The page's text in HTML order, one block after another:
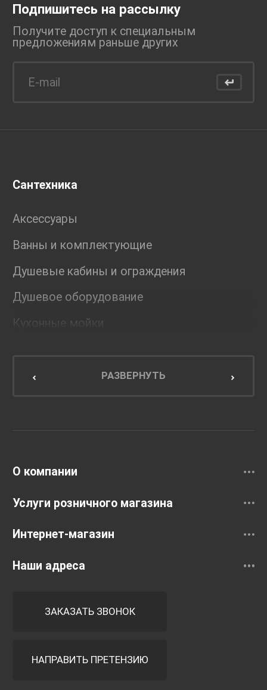
Подпишитесь на рассылку
Получите доступ к специальным
предложениям раньше других
Сантехника
Аксессуары
Ванны и комплектующие
Душевые кабины и ограждения
Душевое оборудование
Кухонные мойки
Мебель для кухниРАЗВЕРНУТЬ
О компании
Услуги розничного магазина
Интернет-магазин
Наши адреса
ЗАКАЗАТЬ ЗВОНОК
НАПРАВИТЬ ПРЕТЕНЗИЮ